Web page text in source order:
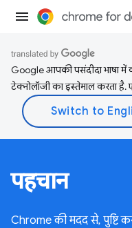
Google आपकी पसंदीदा भाषा
टेक्नोलॉजी का इस्तेमाल करता है.
पहचान
Chrome की मदद से, पुष्टि